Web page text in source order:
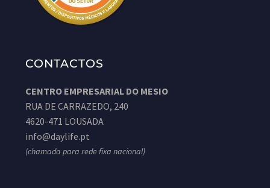
CONTACTOS
CENTRO EMPRESARIAL DO MESIO
RUA DE CARRAZEDO, 240
4620-471 LOUSADA
info@daylife.pt
(chamada para rede fixa nacional)